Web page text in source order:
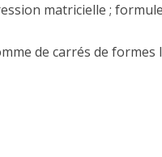
matricielle ;
de carrés de formes